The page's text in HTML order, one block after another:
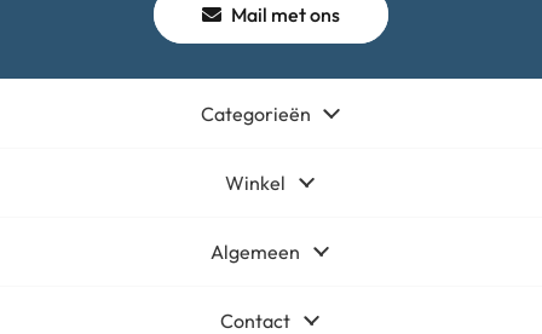
Mail met ons
Categorieën
Winkel
Algemeen
Contact